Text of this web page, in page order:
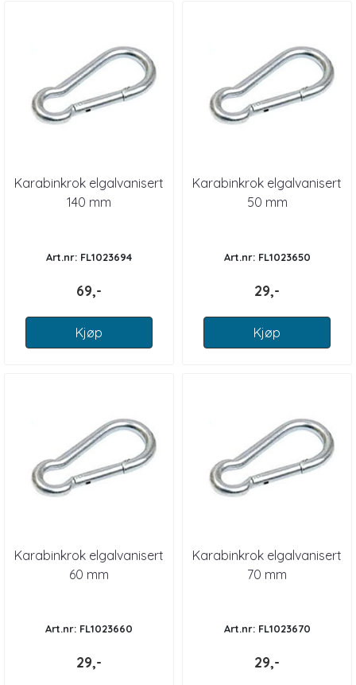
Karabinkrok elgalvanisert
140 mm
Art.nr: FL1023694
69,-
Kjøp
Karabinkrok elgalvanisert
50 mm
Art.nr: FL1023650
29,-
Kjøp
Karabinkrok elgalvanisert
60 mm
Art.nr: FL1023660
29,-
Karabinkrok elgalvanisert
70 mm
Art.nr: FL1023670
29,-